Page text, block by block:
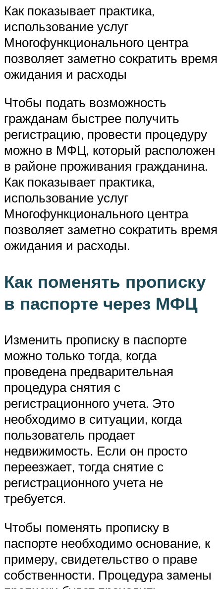
Как показывает практика,
использование услуг
Многофункционального центра
позволяет заметно сократить время
ожидания и расходы
Чтобы подать возможность
гражданам быстрее получить
регистрацию, провести процедуру
можно в МФЦ, который расположен
в районе проживания гражданина.
Как показывает практика,
использование услуг
Многофункционального центра
позволяет заметно сократить время
ожидания и расходы.
Как поменять прописку
в паспорте через МФЦ
Изменить прописку в паспорте
можно только тогда, когда
проведена предварительная
процедура снятия с
регистрационного учета. Это
необходимо в ситуации, когда
пользователь продает
недвижимость. Если он просто
переезжает, тогда снятие с
регистрационного учета не
требуется.
Чтобы поменять прописку в
паспорте необходимо основание, к
примеру, свидетельство о праве
собственности. Процедура замены